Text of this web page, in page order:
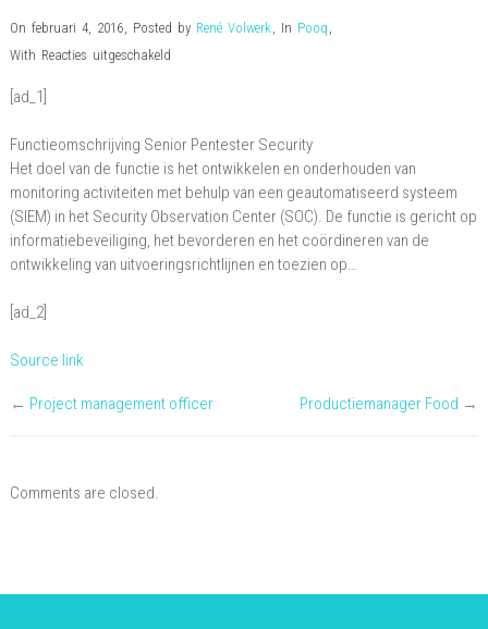
On februari 4, 2016, Posted by René Volwerk, In Pooq ,
With Reacties uitgeschakeldvoor
Senior
Pentester
Security
[ad_1]
Functieomschrijving Senior Pentester Security
Het doel van de functie is het ontwikkelen en onderhouden van
monitoring activiteiten met behulp van een geautomatiseerd systeem
(SIEM) in het Security Observation Center (SOC). De functie is gericht op
informatiebeveiliging, het bevorderen en het coördineren van de
ontwikkeling van uitvoeringsrichtlijnen en toezien op…
[ad_2]
Source link
← Project management officer Productiemanager Food →
Comments are closed.